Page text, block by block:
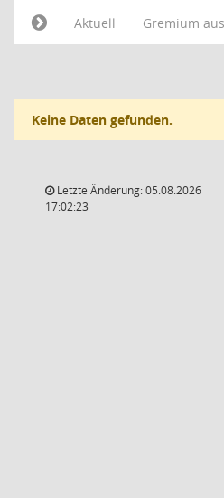
Aktuell
Gremium
Keine Daten gefunden.
Letzte Änderung: 05.08.2026
17:02:23